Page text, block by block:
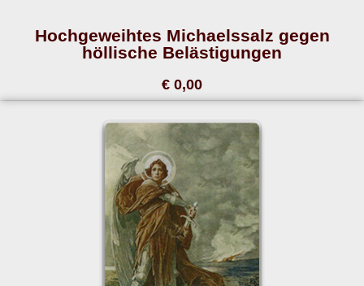
Hochgeweihtes Michaelssalz gegen
höllische Belästigungen
€ 0,00